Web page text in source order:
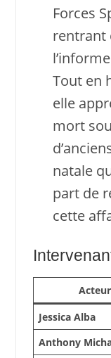
Forces
rentrant
Tout en
elle
mort
natale
part de
cette
Acteur
Jessica Alba
Anthony